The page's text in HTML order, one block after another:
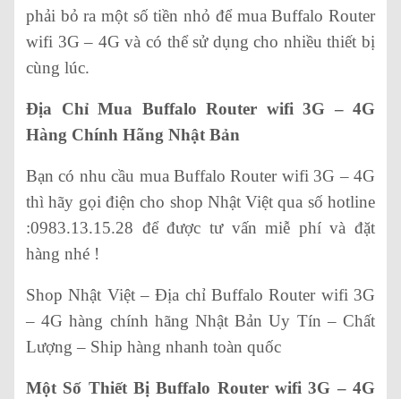
phải bỏ ra một số tiền nhỏ để mua Buffalo Router
wifi 3G – 4G và có thể sử dụng cho nhiều thiết bị
cùng lúc.
Địa Chỉ Mua Buffalo Router wifi 3G – 4G
Hàng Chính Hãng Nhật Bản
Bạn có nhu cầu mua Buffalo Router wifi 3G – 4G
thì hãy gọi điện cho shop Nhật Việt qua số hotline
:0983.13.15.28 để được tư vấn miễ phí và đặt
hàng nhé !
Shop Nhật Việt – Địa chỉ Buffalo Router wifi 3G
– 4G hàng chính hãng Nhật Bản Uy Tín – Chất
Lượng – Ship hàng nhanh toàn quốc
Một Số Thiết Bị Buffalo Router wifi 3G – 4G